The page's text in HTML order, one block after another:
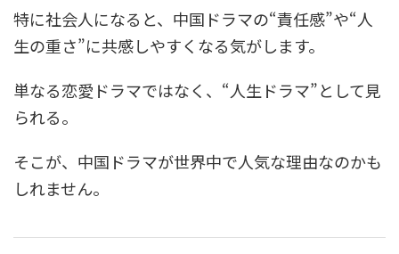
特に社会人になると、中国ドラマの“責任感”や“人
生の重さ”に共感しやすくなる気がします。
単なる恋愛ドラマではなく、“人生ドラマ”として見
られる。
そこが、中国ドラマが世界中で人気な理由なのかも
しれません。